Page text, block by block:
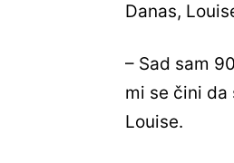
Danas,
– Sad sam
mi se čini da
Louise.